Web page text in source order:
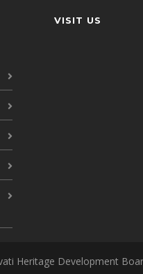
VISIT US
Heritage Development